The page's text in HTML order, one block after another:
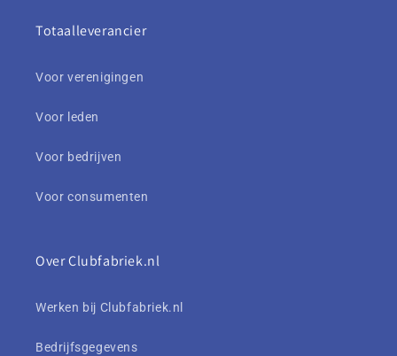
Totaalleverancier
Voor verenigingen
Voor leden
Voor bedrijven
Voor consumenten
Over Clubfabriek.nl
Werken bij Clubfabriek.nl
Bedrijfsgegevens